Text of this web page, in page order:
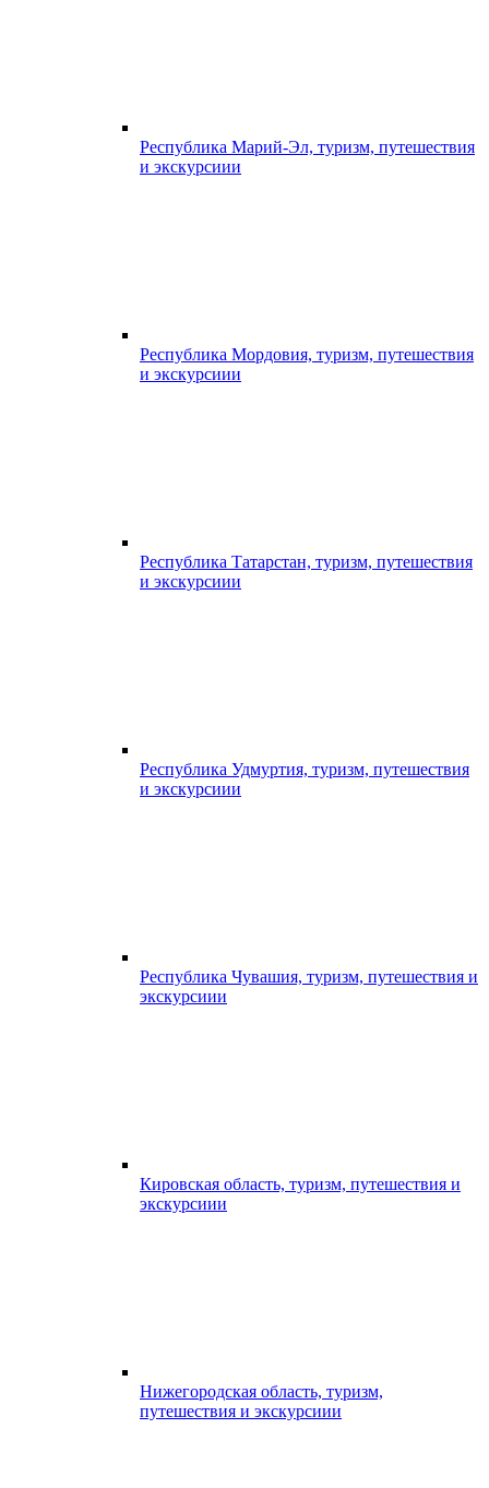
Республика Марий-Эл, туризм, путешествия
и экскурсиии
Республика Мордовия, туризм, путешествия
и экскурсиии
Республика Татарстан, туризм, путешествия
и экскурсиии
Республика Удмуртия, туризм, путешествия
и экскурсиии
Республика Чувашия, туризм, путешествия и
экскурсиии
Кировская область, туризм, путешествия и
экскурсиии
Нижегородская область, туризм,
путешествия и экскурсиии